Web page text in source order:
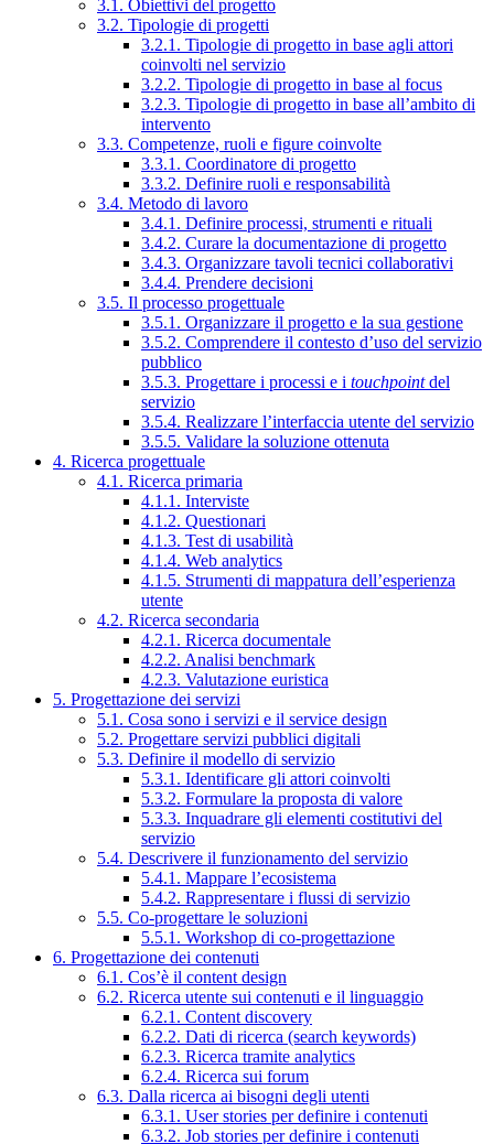
3.1. Obiettivi del progetto
3.2. Tipologie di progetti
3.2.1. Tipologie di progetto in base agli attori
coinvolti nel servizio
3.2.2. Tipologie di progetto in base al focus
3.2.3. Tipologie di progetto in base all’ambito di
intervento
3.3. Competenze, ruoli e figure coinvolte
3.3.1. Coordinatore di progetto
3.3.2. Definire ruoli e responsabilità
3.4. Metodo di lavoro
3.4.1. Definire processi, strumenti e rituali
3.4.2. Curare la documentazione di progetto
3.4.3. Organizzare tavoli tecnici collaborativi
3.4.4. Prendere decisioni
3.5. Il processo progettuale
3.5.1. Organizzare il progetto e la sua gestione
3.5.2. Comprendere il contesto d’uso del servizio
pubblico
3.5.3. Progettare i processi e i touchpointdel
servizio
3.5.4. Realizzare l’interfaccia utente del servizio
3.5.5. Validare la soluzione ottenuta
4. Ricerca progettuale
4.1. Ricerca primaria
4.1.1. Interviste
4.1.2. Questionari
4.1.3. Test di usabilità
4.1.4. Web analytics
4.1.5. Strumenti di mappatura dell’esperienza
utente
4.2. Ricerca secondaria
4.2.1. Ricerca documentale
4.2.2. Analisi benchmark
4.2.3. Valutazione euristica
5. Progettazione dei servizi
5.1. Cosa sono i servizi e il service design
5.2. Progettare servizi pubblici digitali
5.3. Definire il modello di servizio
5.3.1. Identificare gli attori coinvolti
5.3.2. Formulare la proposta di valore
5.3.3. Inquadrare gli elementi costitutivi del
servizio
5.4. Descrivere il funzionamento del servizio
5.4.1. Mappare l’ecosistema
5.4.2. Rappresentare i flussi di servizio
5.5. Co-progettare le soluzioni
5.5.1. Workshop di co-progettazione
6. Progettazione dei contenuti
6.1. Cos’è il content design
6.2. Ricerca utente sui contenuti e il linguaggio
6.2.1. Content discovery
6.2.2. Dati di ricerca (search keywords)
6.2.3. Ricerca tramite analytics
6.2.4. Ricerca sui forum
6.3. Dalla ricerca ai bisogni degli utenti
6.3.1. User stories per definire i contenuti
6.3.2. Job stories per definire i contenuti